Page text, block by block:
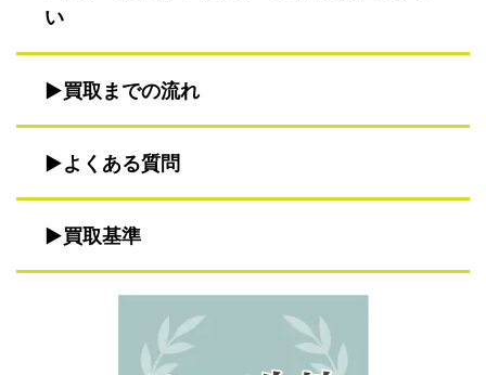
い
買取までの流れ
よくある質問
買取基準